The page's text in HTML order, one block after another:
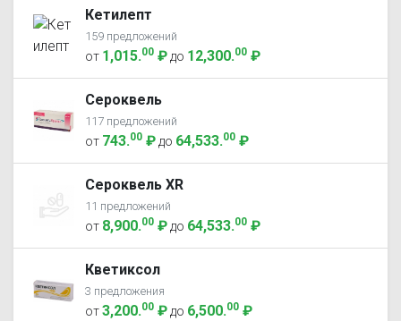
Кетилепт
159 предложений
от 1,015.00 ₽ до 12,300.00 ₽
Сероквель
117 предложений
от 743.00 ₽ до 64,533.00 ₽
Сероквель XR
11 предложений
от 8,900.00 ₽ до 64,533.00 ₽
Кветиксол
3 предложения
от3,200.00 ₽ до 6,500.00 ₽